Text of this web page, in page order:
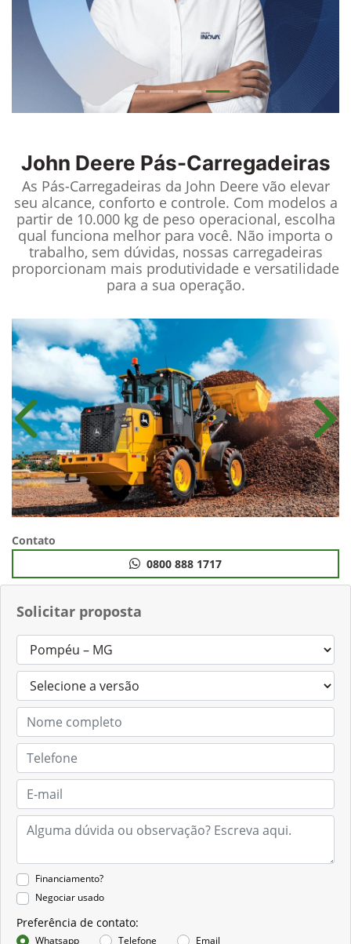
John Deere Pás-Carregadeiras
As Pás-Carregadeiras da John Deere vão elevar
seu alcance, conforto e controle. Com modelos a
partir de 10.000 kg de peso operacional, escolha
qual funciona melhor para você. Não importa o
trabalho, sem dúvidas, nossas carregadeiras
proporcionam mais produtividade e versatilidade
para a sua operação.
Solicitar proposta
Financiamento?
Negociar usado
Preferência de contato:
Whatsapp Telefone Email
Anterior
Contato
0800 888 1717